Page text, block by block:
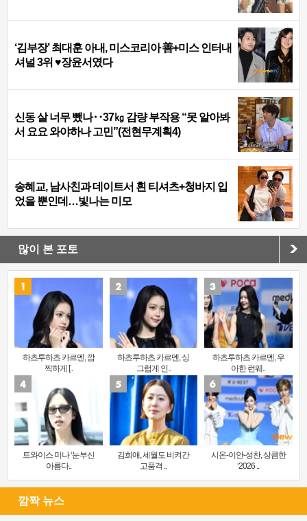
‘김부장’ 최대훈 아내, 미스코리아 善+미스 인터내
셔널 3위 ♥장윤서였다
신동 살 너무 뺐나‥37㎏ 감량 부작용 “못 알아봐
서 요요 와야하나 고민”(전현무계획4)
송혜교, 남사친과 데이트서 흰 티셔츠+청바지 입
었을 뿐인데…빛나는 미모
많이 본 포토
하츠투하츠 카르멘, 깜
찍하게 [..
하츠투하츠 카르멘, 싱
그럽게 인..
하츠투하츠 카르멘, 우
아한 런웨..
트와이스 미나 ‘눈부신
아름다..
김희애, 세월도 비켜간
고품격 ..
시온-이안-성찬, 상큼한
‘2026 ..
깜짝 뉴스